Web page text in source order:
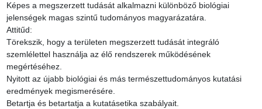
Képes a megszerzett tudását alkalmazni különböző biológiai
jelenségek magas szintű tudományos magyarázatára.
Attitűd:
Törekszik, hogy a területen megszerzett tudását integráló
szemlélettel használja az élő rendszerek működésének
megértéséhez.
Nyitott az újabb biológiai és más természettudományos kutatási
eredmények megismerésére.
Betartja és betartatja a kutatásetika szabályait.